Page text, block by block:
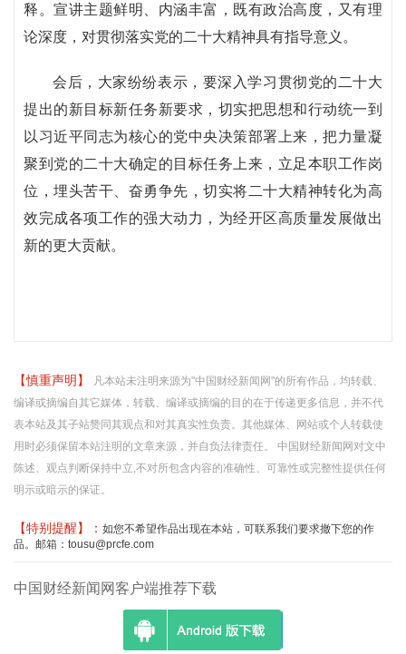
释。宣讲主题鲜明、内涵丰富，既有政治高度，又有理
论深度，对贯彻落实党的二十大精神具有指导意义。
会后，大家纷纷表示，要深入学习贯彻党的二十大
提出的新目标新任务新要求，切实把思想和行动统一到
以习近平同志为核心的党中央决策部署上来，把力量凝
聚到党的二十大确定的目标任务上来，立足本职工作岗
位，埋头苦干、奋勇争先，切实将二十大精神转化为高
效完成各项工作的强大动力，为经开区高质量发展做出
新的更大贡献。
【慎重声明】
凡本站未注明来源为"中国财经新闻网"的所有作品，均转载、
编译或摘编自其它媒体，转载、编译或摘编的目的在于传递更多信息，并不代
表本站及其子站赞同其观点和对其真实性负责。其他媒体、网站或个人转载使
用时必须保留本站注明的文章来源，并自负法律责任。 中国财经新闻网对文中
陈述、观点判断保持中立,不对所包含内容的准确性、可靠性或完整性提供任何
明示或暗示的保证。
【特别提醒】： 如您不希望作品出现在本站，可联系我们要求撤下您的作
品。邮箱：tousu@prcfe.com
中国财经新闻网客户端推荐下载